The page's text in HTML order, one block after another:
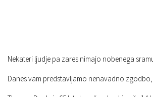
Nekateri ljudje pa zares nimajo nobenega
Danes vam predstavljamo nenavadno